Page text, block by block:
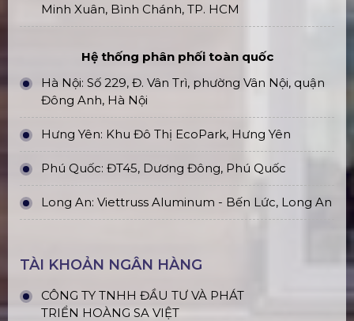
Minh Xuân, Bình Chánh, TP. HCM
Hệ thống phân phối toàn quốc
Hà Nội: Số 229, Đ. Vân Trì, phường Vân Nội, quận
Đông Anh, Hà Nội
Hưng Yên: Khu Đô Thị EcoPark, Hưng Yên
Phú Quốc: ĐT45, Dương Đông, Phú Quốc
Long An: Viettruss Aluminum - Bến Lức, Long An
TÀI KHOẢN NGÂN HÀNG
CÔNG TY TNHH ĐẦU TƯ VÀ PHÁT
TRIỂN HOÀNG SA VIỆT